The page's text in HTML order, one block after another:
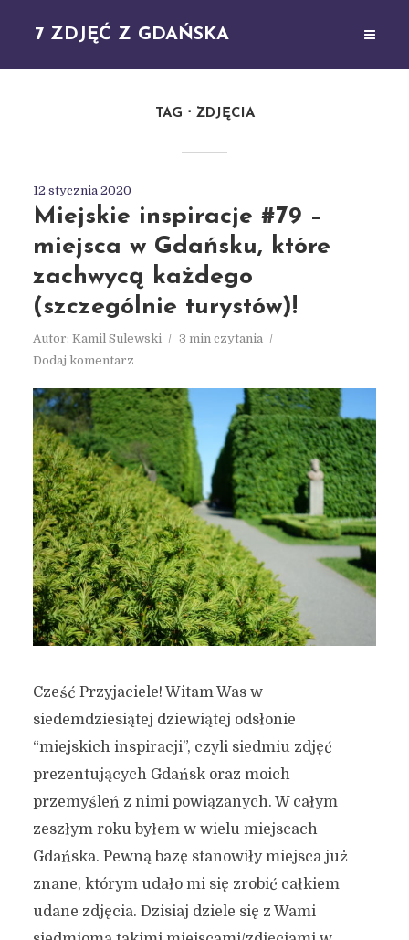
7 ZDJĘĆ Z GDAŃSKA
TAG ZDJĘCIA
12 stycznia 2020
Miejskie inspiracje #79 –
miejsca w Gdańsku, które
zachwycą każdego
(szczególnie turystów)!
Autor: Kamil Sulewski
3 min czytania
Dodaj komentarz
Cześć Przyjaciele! Witam Was w
siedemdziesiątej dziewiątej odsłonie
“miejskich inspiracji”, czyli siedmiu zdjęć
prezentujących Gdańsk oraz moich
przemyśleń z nimi powiązanych. W całym
zeszłym roku byłem w wielu miejscach
Gdańska. Pewną bazę stanowiły miejsca już
znane, którym udało mi się zrobić całkiem
udane zdjęcia. Dzisiaj dziele się z Wami